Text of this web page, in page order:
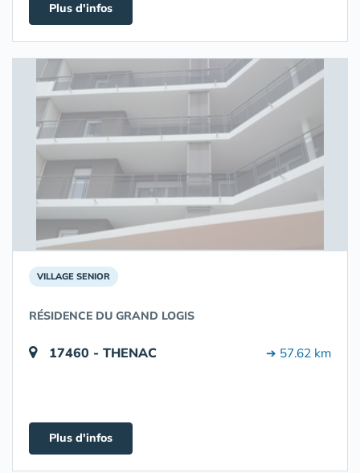
Plus d'infos
VILLAGE SENIOR
RÉSIDENCE DU GRAND LOGIS
17460 - THENAC ➔ 57.62 km
Plus d'infos